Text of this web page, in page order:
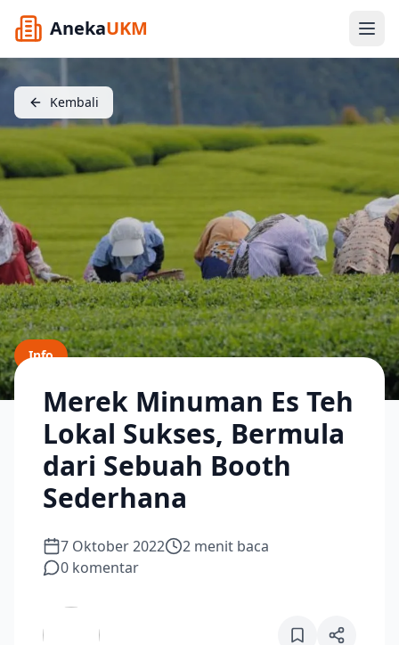
AnekaUKM
Kembali
Info
Merek Minuman Es Teh
Lokal Sukses, Bermula
dari Sebuah Booth
Sederhana
7 Oktober 2022 2 menit baca
0 komentar